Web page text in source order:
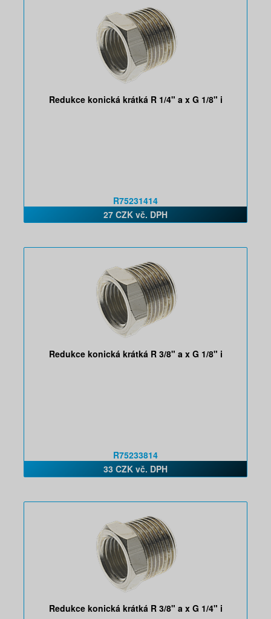
Redukce konická krátká R 1/4" a x G 1/8" i
R75231414
27 CZK vč. DPH
Redukce konická krátká R 3/8" a x G 1/8" i
R75233814
33 CZK vč. DPH
Redukce konická krátká R 3/8" a x G 1/4" i